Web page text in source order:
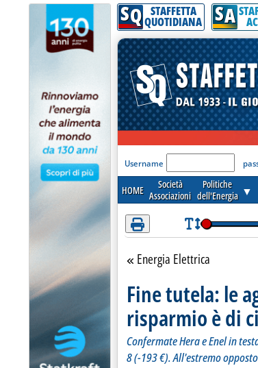
Attenzione! Esegui l'accesso per lèggere interamente la
SQ STAFFETTA
QUOTIDIANA SA
'Modulo Login per
Username
HOME
Società
Associazioni
Politiche
dell'Energia ▼
Torna alla sezione
Energia Elettrica
Fine tutela: le
risparmio è di
Confermate Hera e Enel in
8 (-193 €). All'estremo